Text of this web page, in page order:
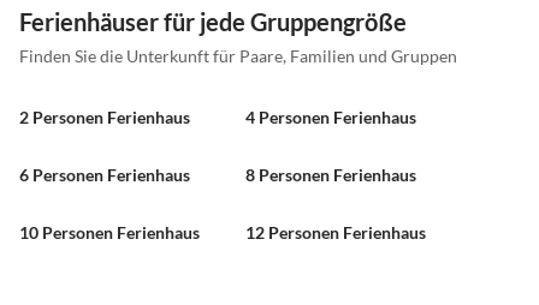
Ferienhäuser für jede Gruppengröße
Finden Sie die Unterkunft für Paare, Familien und Gruppen
2 Personen Ferienhaus 4 Personen Ferienhaus
6 Personen Ferienhaus 8 Personen Ferienhaus
10 Personen Ferienhaus 12 Personen Ferienhaus